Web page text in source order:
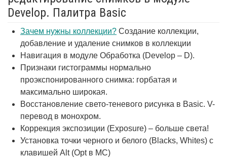
Develop. Палитра Basic
Зачем нужны коллекции? Создание коллекции,
добавление и удаление снимков в коллекции
Навигация в модуле Обработка (Develop – D).
Признаки гистограммы нормально
проэкспонированного снимка: горбатая и
максимально широкая.
Восстановление свето-теневого рисунка в Basic. V-
перевод в монохром.
Коррекция экспозиции (Exposure) – больше света!
Установка точки черного и белого (Blacks, Whites) с
клавишей Alt (Opt в MC)